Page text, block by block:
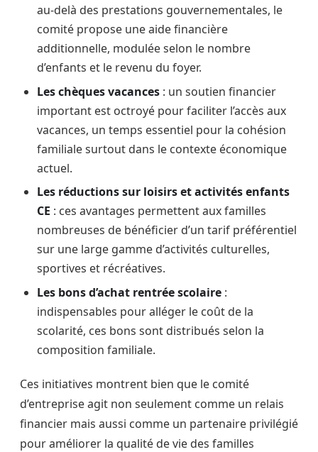
au-delà des prestations gouvernementales, le
comité propose une aide financière
additionnelle, modulée selon le nombre
d’enfants et le revenu du foyer.
Les chèques vacances : un soutien financier
important est octroyé pour faciliter l’accès aux
vacances, un temps essentiel pour la cohésion
familiale surtout dans le contexte économique
actuel.
Les réductions sur loisirs et activités enfants
CE : ces avantages permettent aux familles
nombreuses de bénéficier d’un tarif préférentiel
sur une large gamme d’activités culturelles,
sportives et récréatives.
Les bons d’achat rentrée scolaire :
indispensables pour alléger le coût de la
scolarité, ces bons sont distribués selon la
composition familiale.
Ces initiatives montrent bien que le comité
d’entreprise agit non seulement comme un relais
financier mais aussi comme un partenaire privilégié
pour améliorer la qualité de vie des familles